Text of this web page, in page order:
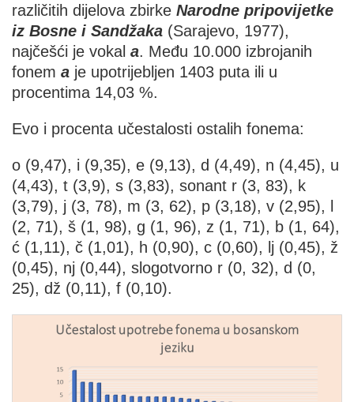
različitih dijelova zbirke Narodne pripovijetke
iz Bosne i Sandžaka (Sarajevo, 1977),
najčešći je vokal a. Među 10.000 izbrojanih
fonem a je upotrijebljen 1403 puta ili u
procentima 14,03 %.
Evo i procenta učestalosti ostalih fonema:
o (9,47), i (9,35), e (9,13), d (4,49), n (4,45), u
(4,43), t (3,9), s (3,83), sonant r (3, 83), k
(3,79), j (3, 78), m (3, 62), p (3,18), v (2,95), l
(2, 71), š (1, 98), g (1, 96), z (1, 71), b (1, 64),
ć (1,11), č (1,01), h (0,90), c (0,60), lj (0,45), ž
(0,45), nj (0,44), slogotvorno r (0, 32), d (0,
25), dž (0,11), f (0,10).